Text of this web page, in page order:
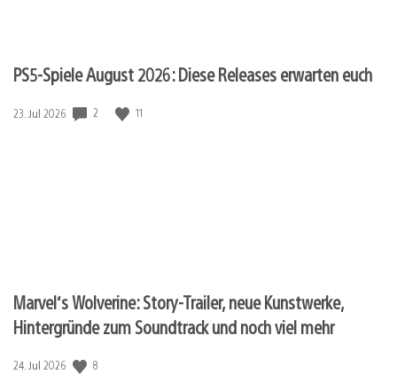
PS5-Spiele August 2026: Diese Releases erwarten euch
Veröffentlichungsdatum:
23. Jul 2026 2 11
Marvel‘s Wolverine: Story-Trailer, neue Kunstwerke,
Hintergründe zum Soundtrack und noch viel mehr
Veröffentlichungsdatum:
24. Jul 2026 8